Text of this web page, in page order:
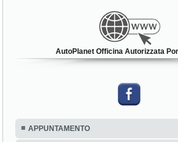
AutoPlanet Officina Autorizzata
APPUNTAMENTO